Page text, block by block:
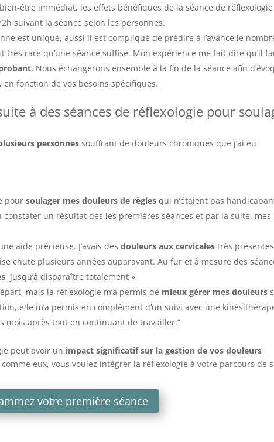
être immédiat, les effets bénéfiques de la séance de réflexologie
suivant la séance selon les personnes.
est unique, aussi il est compliqué de prédire à l’avance le
très rare qu’une séance suffise. Mon expérience me fait dire qu’il
. Nous échangerons ensemble à la fin de la séance afin
fonction de vos besoins spécifiques.
à des séances de réflexologie pour
personnes souffrant de douleurs chroniques que j’ai eu
poursoulager mes douleurs de règles qui n’étaient pas
constater un résultat dès les premières séances et par la suite, mes
aide précieuse. J’avais desdouleurs aux cervicales très
chute plusieurs années auparavant. Au fur et à mesure des
, jusqu’à disparaître totalement »
mais la réflexologie m’a permis de mieux gérer mes douleurs
elle m’a permis en complément d’un suivi avec une
mois après tout en continuant de travailler.”
peut avoir un impact significatif sur la gestion de vos douleurs
eux, vous voulez intégrer la réflexologie à votre parcours de
votre première séance